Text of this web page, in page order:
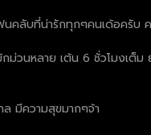
ลับที่น่ารักทุกๆคนเด้อครับ
วนหลาย เต้น 6 ชั่วโมงเ
มีความสุขมากๆจ้า